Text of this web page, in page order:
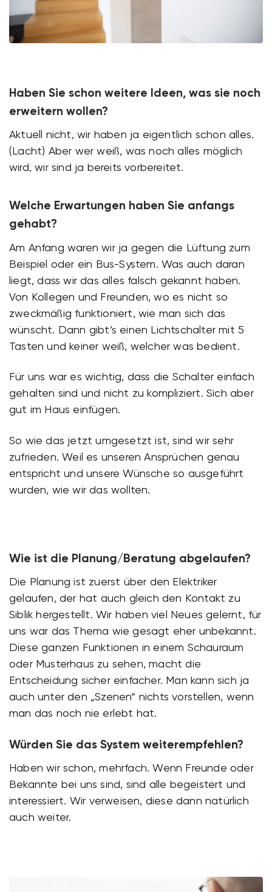
Haben Sie schon weitere Ideen, was sie noch
erweitern wollen?
Aktuell nicht, wir haben ja eigentlich schon alles.
(Lacht) Aber wer weiß, was noch alles möglich
wird, wir sind ja bereits vorbereitet.
Welche Erwartungen haben Sie anfangs
gehabt?
Am Anfang waren wir ja gegen die Lüftung zum
Beispiel oder ein Bus-System. Was auch daran
liegt, dass wir das alles falsch gekannt haben.
Von Kollegen und Freunden, wo es nicht so
zweckmäßig funktioniert, wie man sich das
wünscht. Dann gibt’s einen Lichtschalter mit 5
Tasten und keiner weiß, welcher was bedient.
Für uns war es wichtig, dass die Schalter einfach
gehalten sind und nicht zu kompliziert. Sich aber
gut im Haus einfügen.
So wie das jetzt umgesetzt ist, sind wir sehr
zufrieden. Weil es unseren Ansprüchen genau
entspricht und unsere Wünsche so ausgeführt
wurden, wie wir das wollten.
Wie ist die Planung/Beratung abgelaufen?
Die Planung ist zuerst über den Elektriker
gelaufen, der hat auch gleich den Kontakt zu
Siblik hergestellt. Wir haben viel Neues gelernt, für
uns war das Thema wie gesagt eher unbekannt.
Diese ganzen Funktionen in einem Schauraum
oder Musterhaus zu sehen, macht die
Entscheidung sicher einfacher. Man kann sich ja
auch unter den „Szenen“ nichts vorstellen, wenn
man das noch nie erlebt hat.
Würden Sie das System weiterempfehlen?
Haben wir schon, mehrfach. Wenn Freunde oder
Bekannte bei uns sind, sind alle begeistert und
interessiert. Wir verweisen, diese dann natürlich
auch weiter.